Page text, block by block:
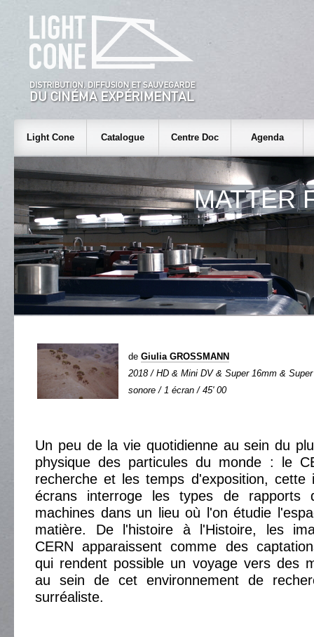
Light Cone Catalogue Centre Doc Agenda
MATTER
de Giulia GROSSMANN
2018 / HD & Mini DV & Super 16mm &
sonore / 1 écran / 45' 00
Un peu de la vie quotidienne au sein du
physique des particules du monde : le
recherche et les temps d'exposition, cette
écrans interroge les types de rapports
machines dans un lieu où l'on étudie
matière. De l'histoire à l'Histoire, les
CERN apparaissent comme des
qui rendent possible un voyage vers des
au sein de cet environnement de
surréaliste.